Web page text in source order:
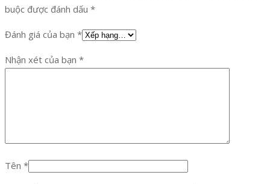
buộc được đánh dấu *
Đánh giá của bạn *
Nhận xét của bạn *
Tên *